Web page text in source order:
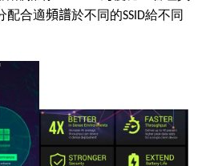
配合適頻譜於不同的SSID給不同